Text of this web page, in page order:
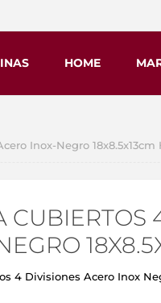
HOME
Inox-Negro 18x8.5x13cm
CUBIERTOS
4 Divisiones Acero Inox